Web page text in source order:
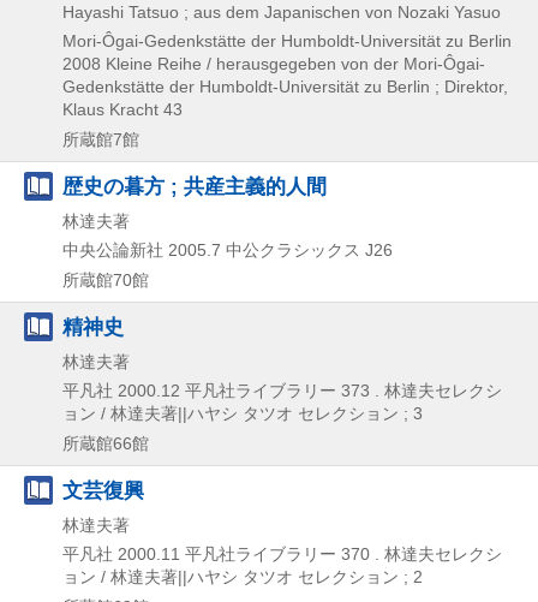
Hayashi Tatsuo ; aus dem Japanischen von Nozaki Yasuo
Mori-Ôgai-Gedenkstätte der Humboldt-Universität zu Berlin
2008 Kleine Reihe / herausgegeben von der Mori-Ôgai-
Gedenkstätte der Humboldt-Universität zu Berlin ; Direktor,
Klaus Kracht 43
所蔵館7館
歴史の暮方 ; 共産主義的人間
林達夫著
中央公論新社 2005.7 中公クラシックス J26
所蔵館70館
精神史
林達夫著
平凡社 2000.12 平凡社ライブラリー 373 . 林達夫セレクシ
ョン / 林達夫著||ハヤシ タツオ セレクション ; 3
所蔵館66館
文芸復興
林達夫著
平凡社 2000.11 平凡社ライブラリー 370 . 林達夫セレクシ
ョン / 林達夫著||ハヤシ タツオ セレクション ; 2